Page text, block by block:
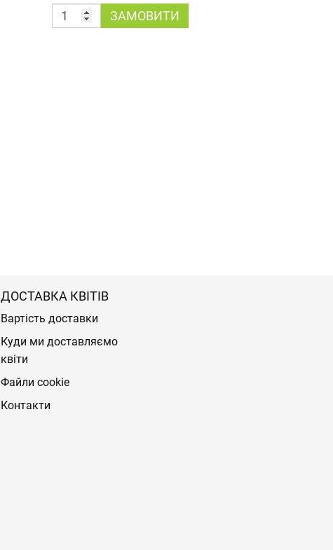
ЗАМОВИТИ
ДОСТАВКА КВІТІВ
Вартість доставки
Куди ми доставляємо
квіти
Файли cookie
Контакти